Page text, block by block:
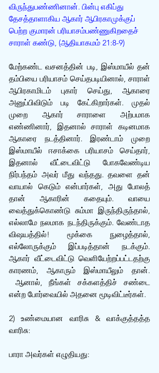
விருந்துபண்ணினான். பின்பு எகிப்து
தேசத்தாளாகிய ஆகார் ஆபிரகாமுக்குப்
பெற்ற குமாரன் பரியாசம்பண்ணுகிறதைச்
சாராள் கண்டு, (ஆதியாகமம் 21:8-9)
மேற்கண்ட வசனத்தின் படி, இஸ்மாயீல் தன்
தம்பியை பரியாசம் செய்தபடியினால், சாராள்
ஆபிரகாமிடம் புகார் செய்து, ஆகாரை
அனுப்பிவிடும் படி கேட்கிறார்கள். முதல்
முறை ஆகார் சாராளை அற்பமாக
எண்ணினார், இதனால் சாராள் கடினமாக
ஆகாரை நடத்தினார். இரண்டாம் முறை
இஸ்மாயீல் ஈசாக்கை பரியாசம் செய்தார்,
இதனால் வீட்டைவிட்டு போகவேண்டிய
நிர்பந்தம் அவர் மீது வந்தது. தவளை தன்
வாயால் கெடும் என்பார்கள், அது போலத்
தான் ஆகாரின் கதையும். வாயை
வைத்துக்கொண்டு சும்மா இருந்திருந்தால்,
எல்லாமே நலமாக நடந்திருக்கும். வேண்டாத
விஷயத்தில்! மூக்கை நுழைத்தால்,
எல்லோருக்கும் இப்படித்தான் நடக்கும்.
ஆகார் வீட்டைவிட்டு வெளியேற்றப்பட்டதற்கு
காரணம், ஆகாரும் இஸ்மாயீலும் தான்.
ஆனால், நீங்கள் சக்களத்திச் சண்டை
என்ற போர்வையில் அதனை மூடிவிட்டீர்கள்.
2) உண்மையான வாரிசு & வாக்குத்தத்த
வாரிசு:
பாரா அவர்கள் எழுதியது: